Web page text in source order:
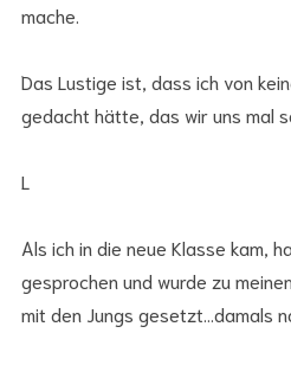
mache.
Das Lustige ist, dass ich von
gedacht hätte, das wir uns mal
L
Als ich in die neue Klasse kam,
gesprochen und wurde zu
mit den Jungs gesetzt…damals